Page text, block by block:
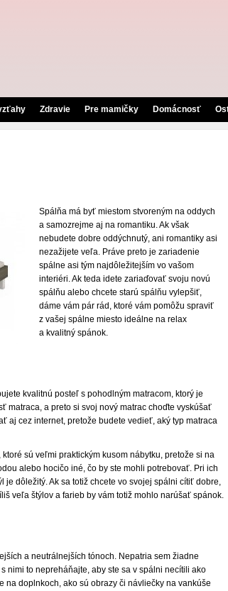
Zdravie Pre mamičky Domácnosť
Spálňa má byť miestom stvoreným na oddych
a samozrejme aj na romantiku. Ak však
nebudete dobre oddýchnutý, ani romantiky asi
nezažijete veľa. Práve preto je zariadenie
spálne asi tým najdôležitejším vo vašom
interiéri. Ak teda idete zariaďovať svoju novú
spálňu alebo chcete starú spálňu vylepšiť,
dáme vám pár rád, ktoré vám pomôžu spraviť
z vašej spálne miesto ideálne na relax
a kvalitný spánok.
kvalitnú posteľ s pohodlným matracom, ktorý je
matraca, a preto si svoj nový matrac choďte vyskúšať
aj cez internet, pretože budete vedieť, aký typ matraca
ktoré sú veľmi praktickým kusom nábytku, pretože si na
alebo hocičo iné, čo by ste mohli potrebovať. Pri ich
dôležitý. Ak sa totiž chcete vo svojej spálni cítiť dobre,
veľa štýlov a farieb by vám totiž mohlo narúšať spánok.
a neutrálnejších tónoch. Nepatria sem žiadne
nimi to nepreháňajte, aby ste sa v spálni necítili ako
doplnkoch, ako sú obrazy či návliečky na vankúše